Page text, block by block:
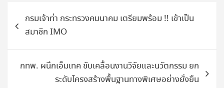
แนะแนว
เรื่องกรมเจ้าท่า กระทรวงคมนาคม เตรียมพร้อม !! เข้าเป็น
สมาชิก IMO
กทพ. ผนึกเอ็มเทค ขับเคลื่อนงานวิจัยและนวัตกรรม ยก
ระดับโครงสร้างพื้นฐานทางพิเศษอย่างยั่งยืน